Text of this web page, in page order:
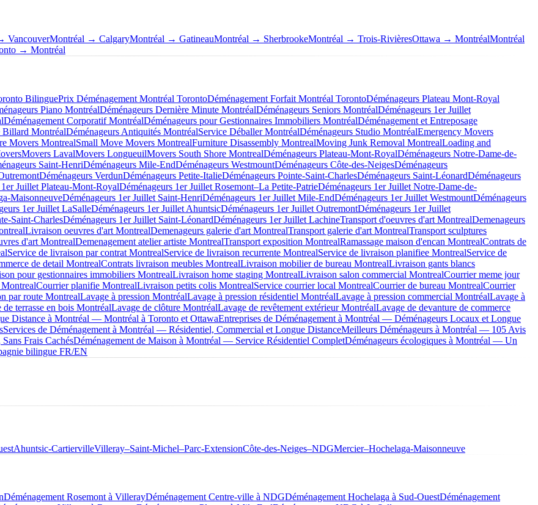
VancouverMontréal → CalgaryMontréal → GatineauMontréal → SherbrookeMontréal → Trois-RivièresOttawa → MontréalMontréal
→ Montréal
BilinguePrix Déménagement Montréal TorontoDéménagement Forfait Montréal TorontoDéménageurs Plateau Mont-Royal
Piano MontréalDéménageurs Dernière Minute MontréalDéménageurs Seniors MontréalDéménageurs 1er Juillet
Déménagement Corporatif MontréalDéménageurs pour Gestionnaires Immobiliers MontréalDéménagement et Entreposage
Billard MontréalDéménageurs Antiquités MontréalService Déballer MontréalDéménageurs Studio MontréalEmergency Movers
Movers MontrealSmall Move Movers MontrealFurniture Disassembly MontrealMoving Junk Removal MontrealLoading and
Movers LavalMovers LongueuilMovers South Shore MontrealDéménageurs Plateau-Mont-RoyalDéménageurs Notre-Dame-de-
Saint-HenriDéménageurs Mile-EndDéménageurs WestmountDéménageurs Côte-des-NeigesDéménageurs
Déménageurs VerdunDéménageurs Petite-ItalieDéménageurs Pointe-Saint-CharlesDéménageurs Saint-LéonardDéménageurs
Juillet Plateau-Mont-RoyalDéménageurs 1er Juillet Rosemont–La Petite-PatrieDéménageurs 1er Juillet Notre-Dame-de-
MaisonneuveDéménageurs 1er Juillet Saint-HenriDéménageurs 1er Juillet Mile-EndDéménageurs 1er Juillet WestmountDéménageurs
1er Juillet LaSalleDéménageurs 1er Juillet AhuntsicDéménageurs 1er Juillet OutremontDéménageurs 1er Juillet
Saint-CharlesDéménageurs 1er Juillet Saint-LéonardDéménageurs 1er Juillet LachineTransport d'oeuvres d'art MontrealDemenageurs
Livraison oeuvres d'art MontrealDemenageurs galerie d'art MontrealTransport galerie d'art MontrealTransport sculptures
d'art MontrealDemenagement atelier artiste MontrealTransport exposition MontrealRamassage maison d'encan MontrealContrats de
Service de livraison par contrat MontrealService de livraison recurrente MontrealService de livraison planifiee MontrealService de
de detail MontrealContrats livraison meubles MontrealLivraison mobilier de bureau MontrealLivraison gants blancs
pour gestionnaires immobiliers MontrealLivraison home staging MontrealLivraison salon commercial MontrealCourrier meme jour
Courrier planifie MontrealLivraison petits colis MontrealService courrier local MontrealCourrier de bureau MontrealCourrier
par route MontrealLavage à pression MontréalLavage à pression résidentiel MontréalLavage à pression commercial MontréalLavage à
de terrasse en bois MontréalLavage de clôture MontréalLavage de revêtement extérieur MontréalLavage de devanture de commerce
Distance à Montréal — Montréal à Toronto et OttawaEntreprises de Déménagement à Montréal — Déménageurs Locaux et Longue
Services de Déménagement à Montréal — Résidentiel, Commercial et Longue DistanceMeilleurs Déménageurs à Montréal — 105 Avis
Frais CachésDéménagement de Maison à Montréal — Service Résidentiel CompletDéménageurs écologiques à Montréal — Un
bilingue FR/EN
Ahuntsic-CartiervilleVilleray–Saint-Michel–Parc-ExtensionCôte-des-Neiges–NDGMercier–Hochelaga-Maisonneuve
Déménagement Rosemont à VillerayDéménagement Centre-ville à NDGDéménagement Hochelaga à Sud-OuestDéménagement